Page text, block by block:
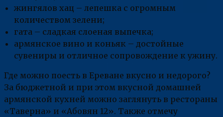
жингялов хац – лепешка с огромным
количеством зелени;
гата – сладкая слоеная выпечка;
армянское вино и коньяк – достойные
сувениры и отличное сопровождение к ужину.
Где можно поесть в Ереване вкусно и недорого?
За бюджетной и при этом вкусной домашней
армянской кухней можно заглянуть в рестораны
«Таверна» и «Абовян 12». Также отмечу